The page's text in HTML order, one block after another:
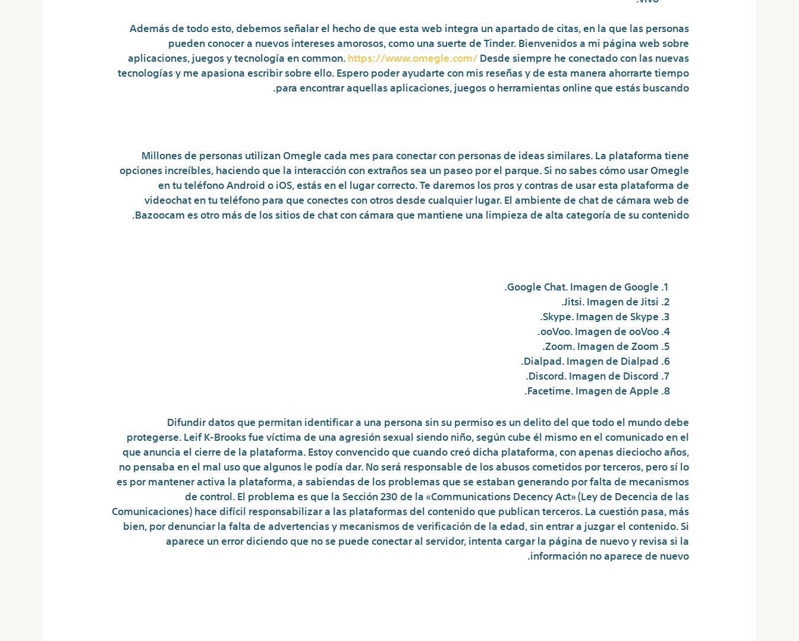
Además de todo esto, debemos señalar el hecho de que esta web integra un apartado de citas, en la que las personas
pueden conocer a nuevos intereses amorosos, como una suerte de Tinder. Bienvenidos a mi página web sobre
aplicaciones, juegos y tecnología en common.https://www.omegle.com/Desde siempre he conectado con las nuevas
tecnologías y me apasiona escribir sobre ello. Espero poder ayudarte con mis reseñas y de esta manera ahorrarte tiempo
para encontrar aquellas aplicaciones, juegos o herramientas online que estás buscando.
Millones de personas utilizan Omegle cada mes para conectar con personas de ideas similares. La plataforma tiene
opciones increíbles, haciendo que la interacción con extraños sea un paseo por el parque. Si no sabes cómo usar Omegle
en tu teléfono Android o iOS, estás en el lugar correcto. Te daremos los pros y contras de usar esta plataforma de
videochat en tu teléfono para que conectes con otros desde cualquier lugar. El ambiente de chat de cámara web de
Bazoocam es otro más de los sitios de chat con cámara que mantiene una limpieza de alta categoría de su contenido.
Google Chat. Imagen de Google.
Jitsi. Imagen de Jitsi.
Skype. Imagen de Skype.
ooVoo. Imagen de ooVoo.
Zoom. Imagen de Zoom.
Dialpad. Imagen de Dialpad.
Discord. Imagen de Discord.
Facetime. Imagen de Apple.
Difundir datos que permitan identificar a una persona sin su permiso es un delito del que todo el mundo debe
protegerse. Leif K-Brooks fue víctima de una agresión sexual siendo niño, según cube él mismo en el comunicado en el
que anuncia el cierre de la plataforma. Estoy convencido que cuando creó dicha plataforma, con apenas dieciocho años,
no pensaba en el mal uso que algunos le podía dar. No será responsable de los abusos cometidos por terceros, pero sí lo
es por mantener activa la plataforma, a sabiendas de los problemas que se estaban generando por falta de mecanismos
de control. El problema es que la Sección 230 de la «Communications Decency Act» (Ley de Decencia de las
Comunicaciones) hace difícil responsabilizar a las plataformas del contenido que publican terceros. La cuestión pasa, más
bien, por denunciar la falta de advertencias y mecanismos de verificación de la edad, sin entrar a juzgar el contenido. Si
aparece un error diciendo que no se puede conectar al servidor, intenta cargar la página de nuevo y revisa si la
información no aparece de nuevo.